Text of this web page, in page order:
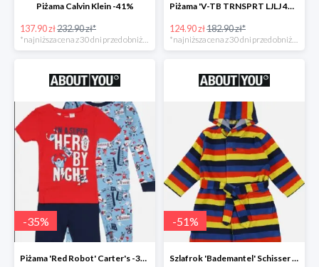
Piżama Calvin Klein -41%
137.90 zł232.90 zł*
*najniższa cena z 30 dni przed obniżką
Piżama 'V-TB TRNSPRT LJLJ 4PC' GAP -32%
124.90 zł182.90 zł*
*najniższa cena z 30 dni przed obniżką
-35%
Piżama 'Red Robot' Carter's -35%
-51%
Szlafrok 'Bademantel' Schisser -51%